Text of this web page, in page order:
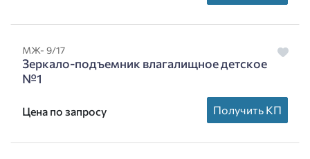
МЖ- 9/17
Зеркало-подъемник влагалищное детское
№1
Цена по запросу Получить КП